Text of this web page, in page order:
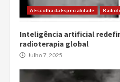
A Escolha da Especialidade
Inteligência artificial
radioterapia global
Julho 7, 2025